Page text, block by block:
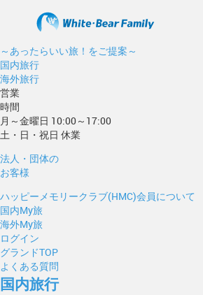
～あったらいい旅！をご提案～
国内旅行
海外旅行
営業
時間
月～金曜日 10:00～17:00
土・日・祝日 休業
法人・団体の
お客様
ハッピーメモリークラブ(HMC)会員について
国内My旅
海外My旅
ログイン
グランドTOP
よくある質問
国内旅行